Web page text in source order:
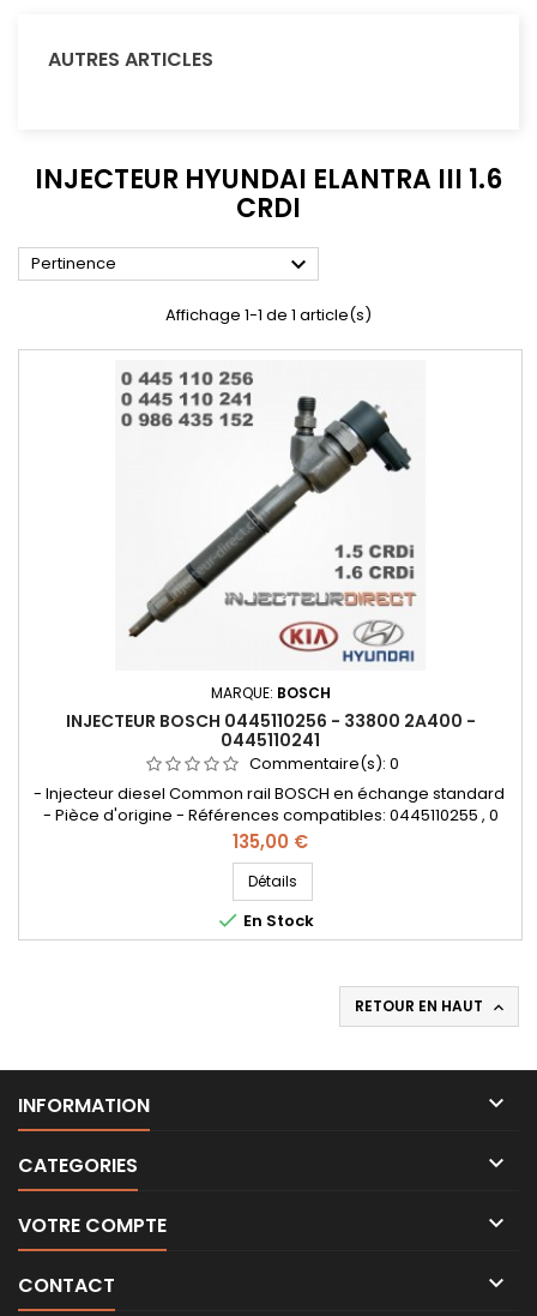
AUTRES ARTICLES
INJECTEUR HYUNDAI ELANTRA III 1.6
CRDI
Pertinence 
Affichage 1-1 de 1 article(s)
MARQUE: BOSCH
INJECTEUR BOSCH 0445110256 - 33800 2A400 -
0445110241
Commentaire(s): 0
- Injecteur diesel Common rail BOSCH en échange standard
- Pièce d'origine - Références compatibles: 0445110255 , 0
445 110 255 , 0986435152 , 0 986 435 152 , 0 445 110 256 ,
0445110241 , 0 445 110 241 , 338002A400 , 33800-2A400 , 33800
2A400 - Pour moteurs Hyundai Kia 1.5 CRDi et 1.6 CRDi
Prix
135,00 €
Détails
 En Stock
RETOUR EN HAUT 
INFORMATION 
CATEGORIES 
VOTRE COMPTE 
CONTACT 